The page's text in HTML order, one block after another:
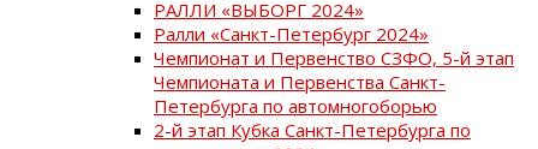
РАЛЛИ «ВЫБОРГ 2024»
Ралли «Санкт-Петербург 2024»
Чемпионат и Первенство СЗФО, 5-й этап
Чемпионата и Первенства Санкт-
Петербурга по автомногоборью
2-й этап Кубка Санкт-Петербурга по